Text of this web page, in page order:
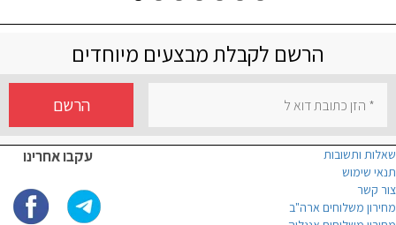
הרשם לקבלת מבצעים מיוחדים
הרשם
עקבו אחרינו
שאלות ותשובות
תנאי שימוש
צור קשר
מחירון משלוחים ארה"ב